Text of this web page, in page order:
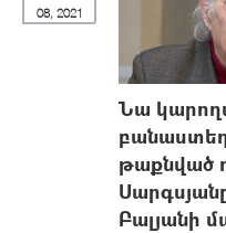
08, 2021
Նա
թաքնված
Բալյանի